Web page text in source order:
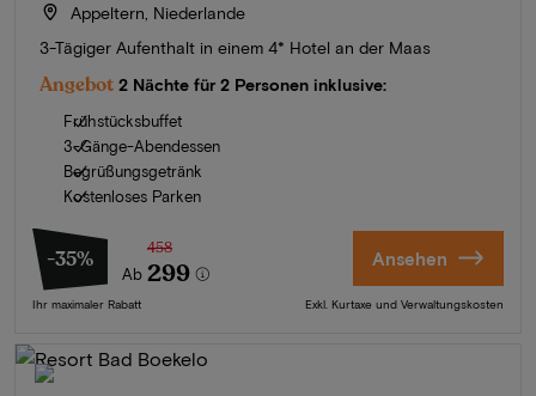
Appeltern, Niederlande
3-Tägiger Aufenthalt in einem 4* Hotel an der Maas
Angebot 2 Nächte für 2 Personen inklusive:
Frühstücksbuffet
3-Gänge-Abendessen
Begrüßungsgetränk
Kostenloses Parken
-35%
Ab
458
299
Ihr maximaler Rabatt
Ansehen
Exkl. Kurtaxe und Verwaltungskosten